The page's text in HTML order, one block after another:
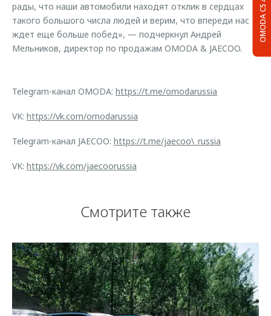
OMODA C5
рады, что наши автомобили находят отклик в сердцах
такого большого числа людей и верим, что впереди нас
ждет еще больше побед», — подчеркнул Андрей
Мельников, директор по продажам OMODA & JAECOO.
Telegram-канал OMODA: https://t.me/omodarussia
VK: https://vk.com/omodarussia
Telegram-канал JAECOO: https://t.me/jaecoo\_russia
VK: https://vk.com/jaecoorussia
Смотрите также